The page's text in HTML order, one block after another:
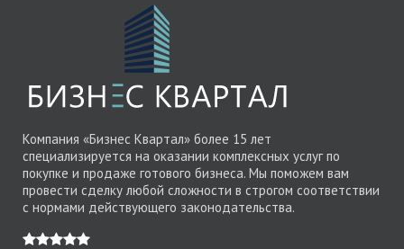
Компания «Бизнес Квартал» более 15 лет
специализируется на оказании комплексных услуг по
покупке и продаже готового бизнеса. Мы поможем вам
провести сделку любой сложности в строгом соответствии
с нормами действующего законодательства.